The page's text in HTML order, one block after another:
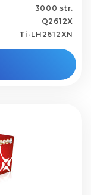
3000 str.
Q2612X
Ti-LH2612XN